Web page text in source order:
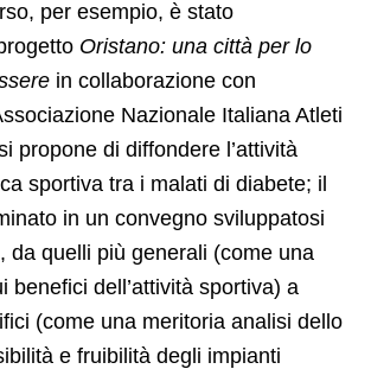
per esempio, è stato
Oristano: una città per lo
in collaborazione con
Nazionale Italiana Atleti
propone di diffondere l’attività
sportiva tra i malati di diabete; il
in un convegno sviluppatosi
da quelli più generali (come una
benefici dell’attività sportiva) a
(come una meritoria analisi dello
e fruibilità degli impianti